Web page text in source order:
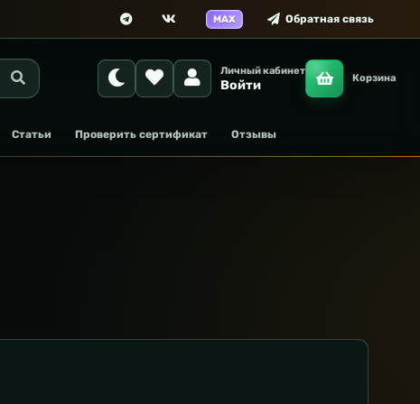
MAX Обратная связь
Личный кабинет
Войти Корзина
Статьи Проверить сертификат Отзывы